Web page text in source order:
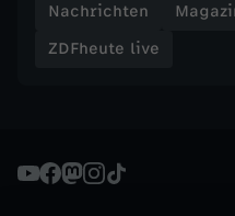
h
r
Nachrichten
ZDFheute live